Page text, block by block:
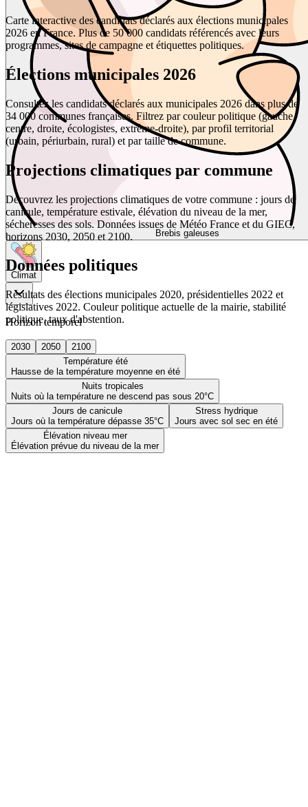
Brebis galeuses
Climat
Horizon temporel
2030 2050
2100
Température été
Hausse de la température moyenne en été
Nuits tropicales
Nuits où la température ne descend pas sous 20°C
Jours de canicule
Jours où la température dépasse 35°C
Stress hydrique
Jours avec sol sec en été
Élévation niveau mer
Élévation prévue du niveau de la mer
Carte interactive des candidats déclarés aux élections municipales
2026 en France. Plus de 50 000 candidats référencés avec leurs
programmes, sites de campagne et étiquettes politiques.
Élections municipales 2026
Consultez les candidats déclarés aux municipales 2026 dans plus de
34 000 communes françaises. Filtrez par couleur politique (gauche,
centre, droite, écologistes, extrême-droite), par profil territorial
(urbain, périurbain, rural) et par taille de commune.
Projections climatiques par commune
Découvrez les projections climatiques de votre commune : jours de
canicule, température estivale, élévation du niveau de la mer,
sécheresses des sols. Données issues de Météo France et du GIEC,
horizons 2030, 2050 et 2100.
Données politiques
Résultats des élections municipales 2020, présidentielles 2022 et
législatives 2022. Couleur politique actuelle de la mairie, stabilité
politique, taux d'abstention.